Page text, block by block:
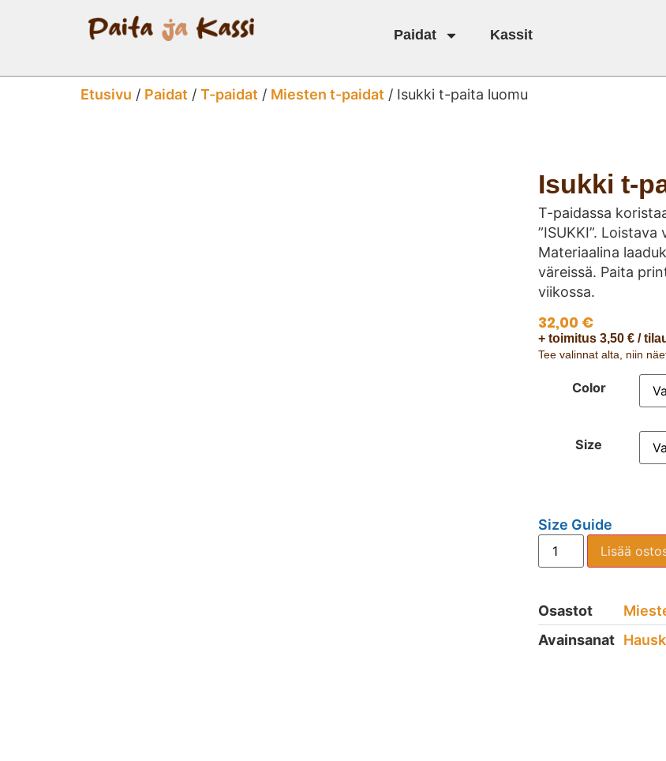
Paidat Kassit
Etusivu / Paidat / T-paidat / Miesten t-paidat / Isukki t-paita luomu
Isukki t-
T-paidassa
”ISUKKI”.
Materiaalina
väreissä. Paita
viikossa.
32,00 €
+ toimitus 3,50 € /
Tee valinnat alta, niin
Color
Size
Size Guide
Lisää
Osastot
Avainsanat